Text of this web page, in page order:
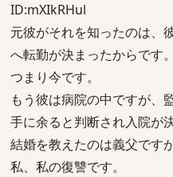
ID:mXIkRHul
元彼がそれを知ったのは、
へ転勤が決まったからです。
つまり今です。
もう彼は病院の中ですが、
手に余ると判断され入院が決
結婚を教えたのは義父です
私、私の復讐です。